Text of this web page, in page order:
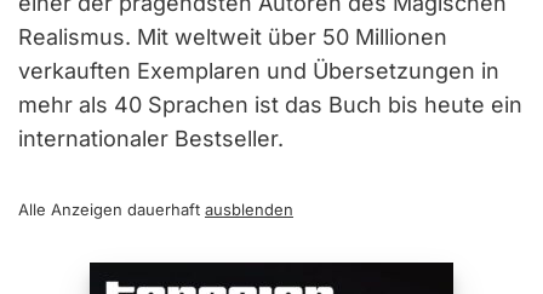
Realismus. Mit weltweit über 50 Millionen
verkauften Exemplaren und Übersetzungen in
mehr als 40 Sprachen ist das Buch bis heute ein
internationaler Bestseller.
Alle Anzeigen dauerhaft ausblenden